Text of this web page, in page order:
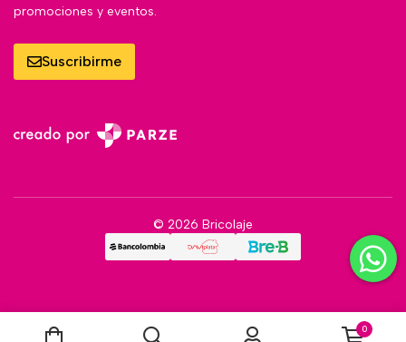
promociones y eventos.
Suscribirme
© 2026 Bricolaje
0